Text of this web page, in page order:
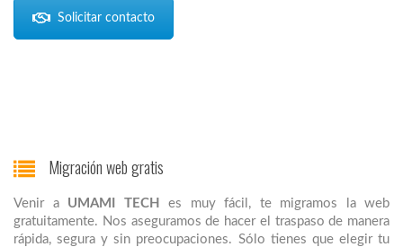
Solicitar contacto
Migración web gratis
Venir a UMAMI TECH
es muy fácil, te migramos la web
gratuitamente. Nos aseguramos de hacer el traspaso de manera
rápida, segura y sin preocupaciones. Sólo tienes que elegir tu